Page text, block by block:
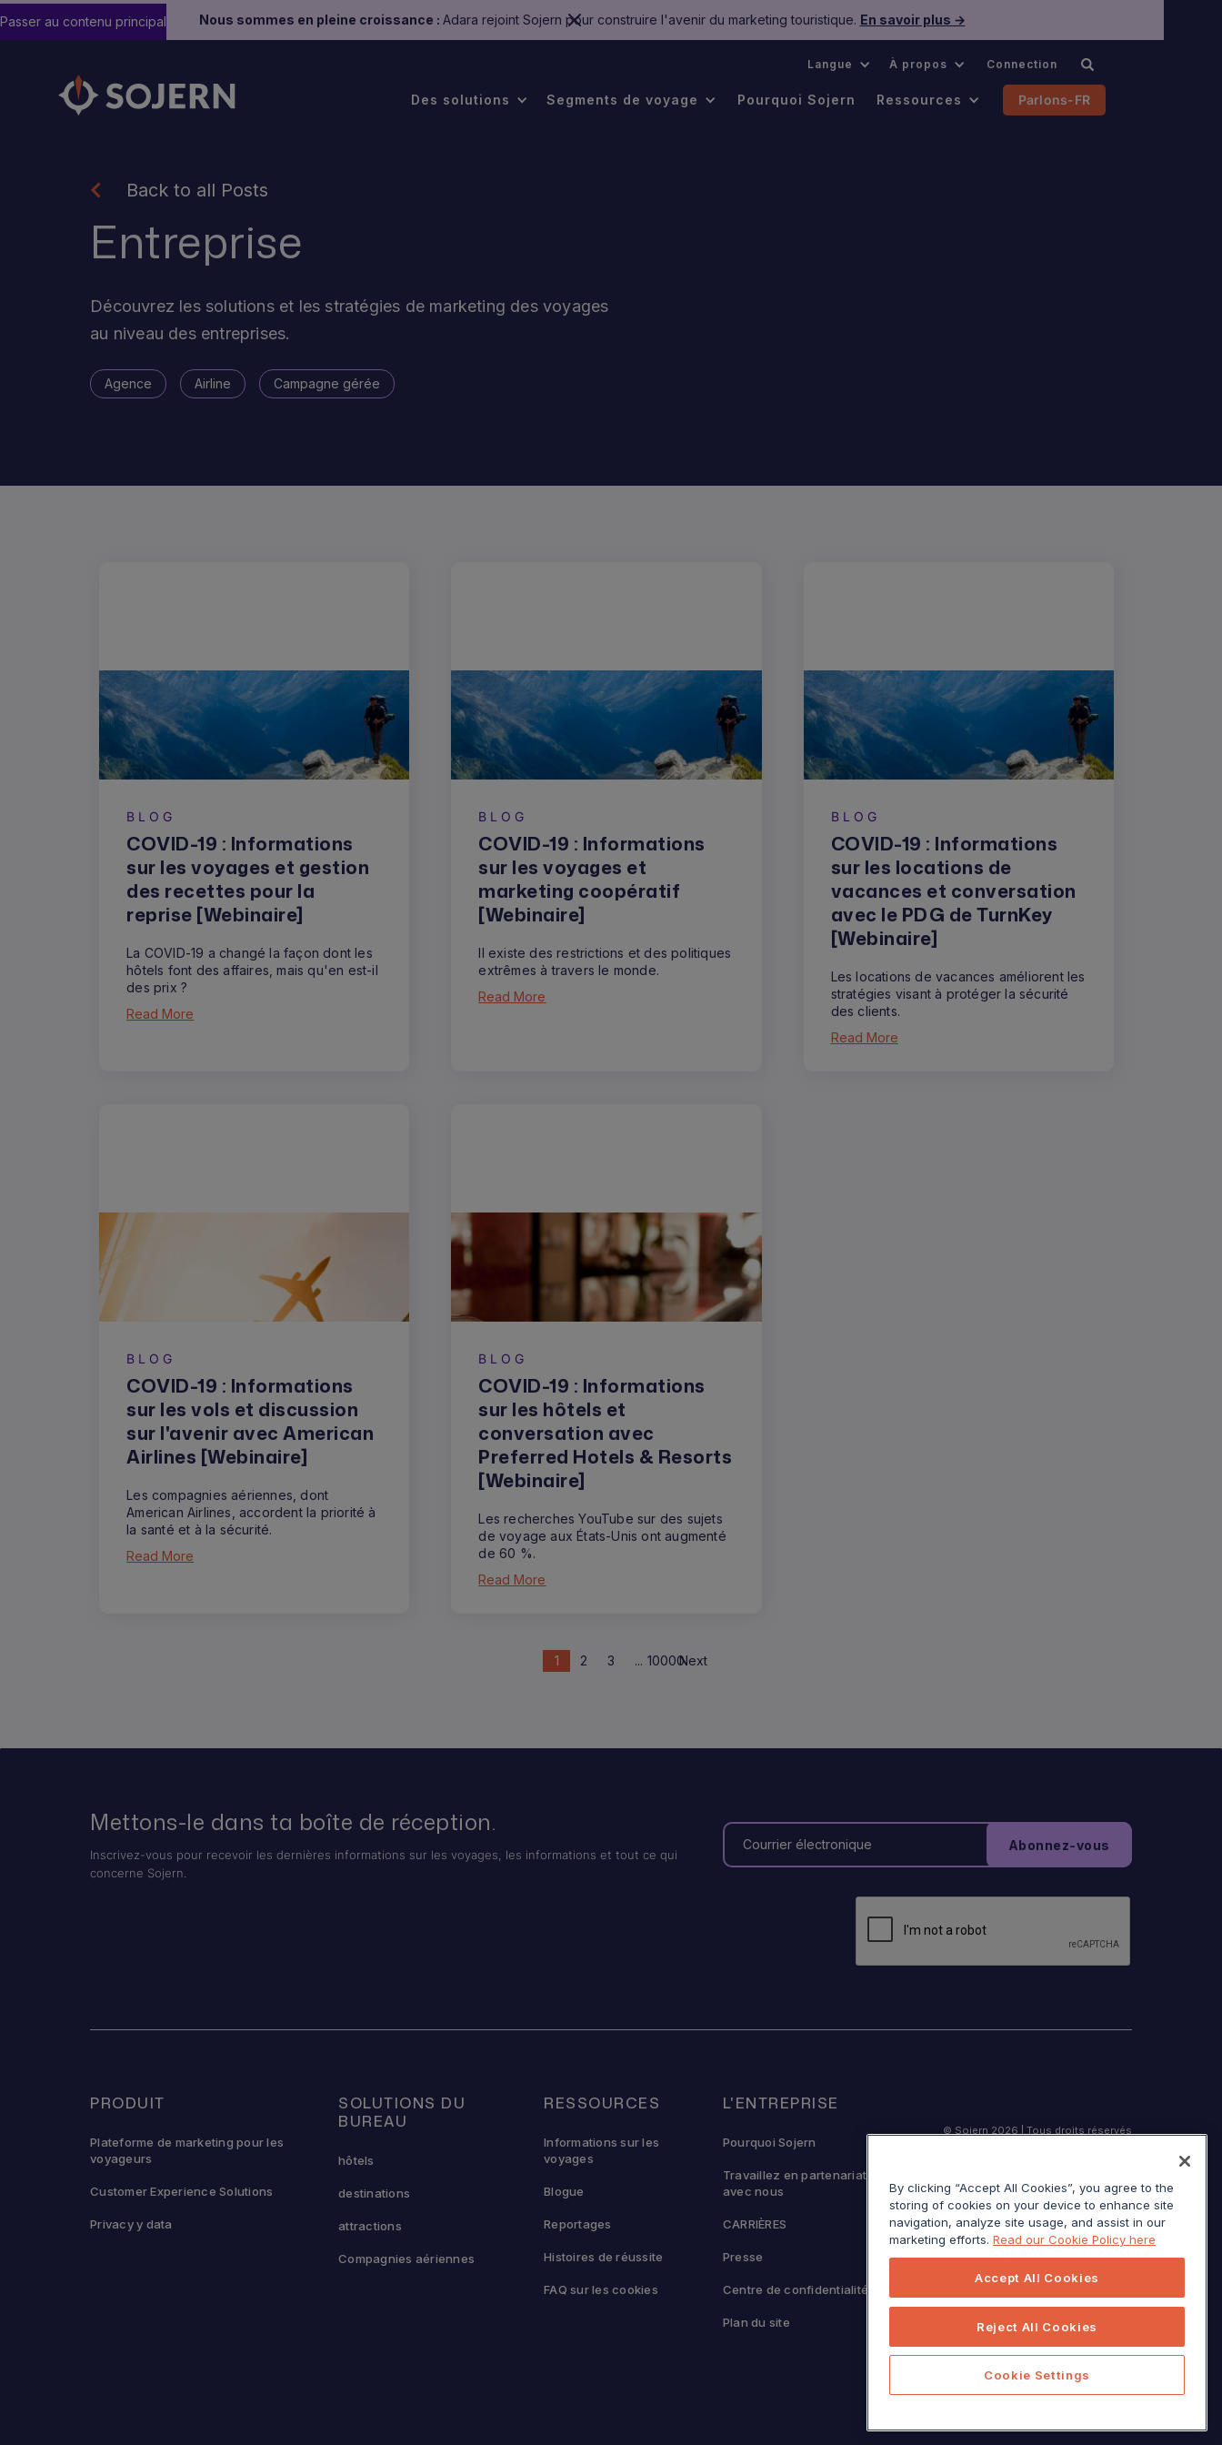
Nous sommes en pleine croissance : Adara rejoint Sojern pour construire l'avenir du marketing touristique. En savoir plus →
Passer au contenu principal
Langue À propos Connection
Des solutions Segments de voyage Pourquoi Sojern Ressources Parlons-FR
Back to all Posts
Entreprise
Découvrez les solutions et les stratégies de marketing des voyages
au niveau des entreprises.
Agence Airline Campagne gérée
BLOG
COVID-19 : Informations
sur les voyages et gestion
des recettes pour la
reprise [Webinaire]
La COVID-19 a changé la façon dont les
hôtels font des affaires, mais qu'en est-il
des prix ?
Read More
BLOG
COVID-19 : Informations
sur les voyages et
marketing coopératif
[Webinaire]
Il existe des restrictions et des politiques
extrêmes à travers le monde.
Read More
BLOG
COVID-19 : Informations
sur les locations de
vacances et conversation
avec le PDG de TurnKey
[Webinaire]
Les locations de vacances améliorent les
stratégies visant à protéger la sécurité
des clients.
Read More
BLOG
COVID-19 : Informations
sur les vols et discussion
sur l'avenir avec American
Airlines [Webinaire]
Les compagnies aériennes, dont
American Airlines, accordent la priorité à
la santé et à la sécurité.
Read More
BLOG
COVID-19 : Informations
sur les hôtels et
conversation avec
Preferred Hotels & Resorts
[Webinaire]
Les recherches YouTube sur des sujets
de voyage aux États-Unis ont augmenté
de 60 %.
Read More
1 2 3 ... 10000Next
Mettons-le dans ta boîte de réception.
Inscrivez-vous pour recevoir les dernières informations sur les voyages, les informations et tout ce qui
concerne Sojern.
PRODUIT
Plateforme de marketing pour les
voyageurs
Customer Experience Solutions
Privacy y data
SOLUTIONS DU
BUREAU
hôtels
destinations
attractions
Compagnies aériennes
RESSOURCES
Informations sur les
voyages
Blogue
Reportages
Histoires de réussite
FAQ sur les cookies
L'ENTREPRISE
Pourquoi Sojern
Travaillez en partenariat
avec nous
CARRIÈRES
Presse
Centre de confidentialité
Plan du site
© Sojern 2026 | Tous droits réservés
Service Modalités
Avis lors de la collecte en Californie
Vos choix en matière de
confidentialité
By clicking “Accept All Cookies”, you agree to the
storing of cookies on your device to enhance site
navigation, analyze site usage, and assist in our
marketing efforts. Read our Cookie Policy here
Accept All Cookies
Reject All Cookies
Cookie Settings